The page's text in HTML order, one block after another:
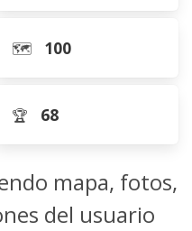
🗺️ 100
🏆 68
mapa, fotos,
del usuario